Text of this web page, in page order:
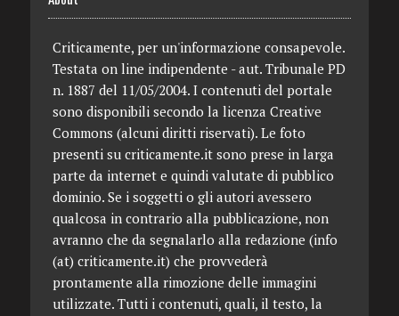
Criticamente, per un'informazione consapevole.
Testata on line indipendente - aut. Tribunale PD
n. 1887 del 11/05/2004. I contenuti del portale
sono disponibili secondo la licenza Creative
Commons (alcuni diritti riservati). Le foto
presenti su criticamente.it sono prese in larga
parte da internet e quindi valutate di pubblico
dominio. Se i soggetti o gli autori avessero
qualcosa in contrario alla pubblicazione, non
avranno che da segnalarlo alla redazione (info
(at) criticamente.it) che provvederà
prontamente alla rimozione delle immagini
utilizzate. Tutti i contenuti, quali, il testo, la